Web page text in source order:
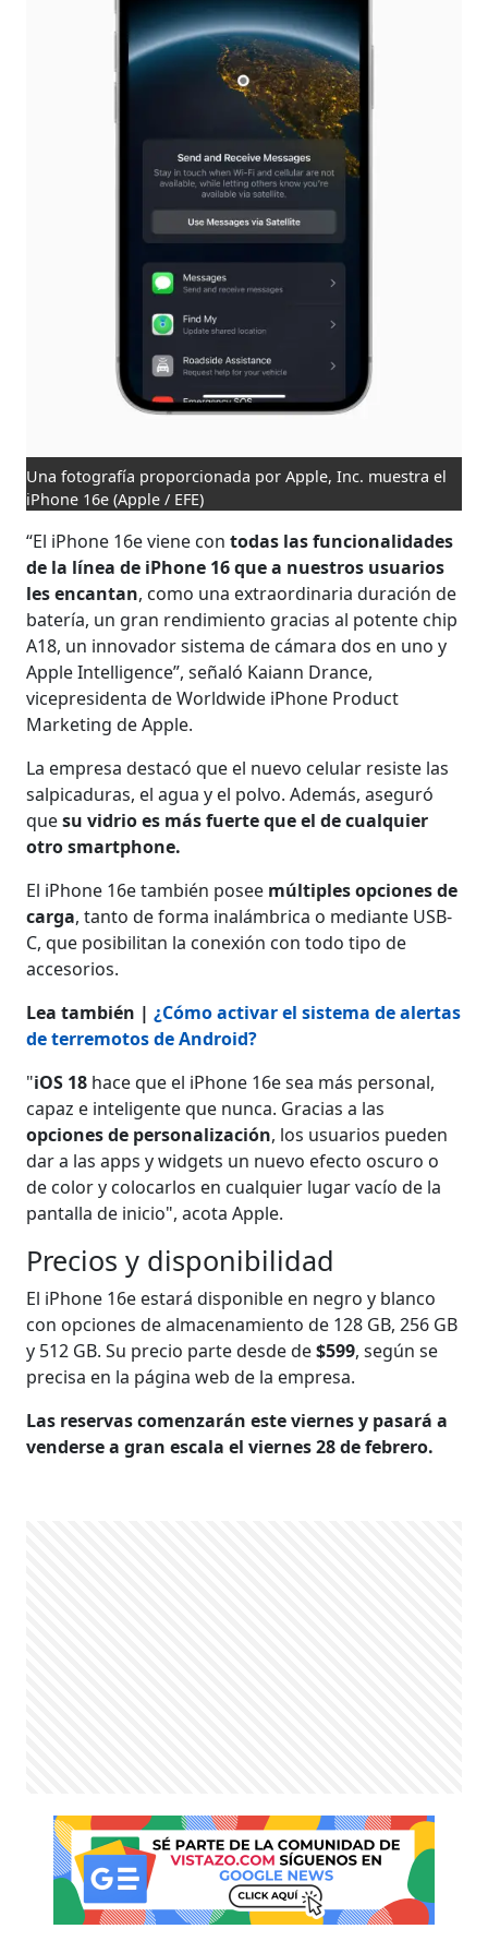
Una fotografía proporcionada por Apple, Inc. muestra el
iPhone 16e (Apple / EFE)
“El iPhone 16e viene con todas las funcionalidades
de la línea de iPhone 16 que a nuestros usuarios
les encantan, como una extraordinaria duración de
batería, un gran rendimiento gracias al potente chip
A18, un innovador sistema de cámara dos en uno y
Apple Intelligence”, señaló Kaiann Drance,
vicepresidenta de Worldwide iPhone Product
Marketing de Apple.
La empresa destacó que el nuevo celular resiste las
salpicaduras, el agua y el polvo. Además, aseguró
quesu vidrio es más fuerte que el de cualquier
otro smartphone.
El iPhone 16e también posee múltiples opciones de
carga, tanto de forma inalámbrica o mediante USB-
C, que posibilitan la conexión con todo tipo de
accesorios.
Lea también |¿Cómo activar el sistema de alertas
de terremotos de Android?
"iOS 18 hace que el iPhone 16e sea más personal,
capaz e inteligente que nunca. Gracias a las
opciones de personalización, los usuarios pueden
dar a las apps y widgets un nuevo efecto oscuro o
de color y colocarlos en cualquier lugar vacío de la
pantalla de inicio", acota Apple.
Precios y disponibilidad
El iPhone 16e estará disponible en negro y blanco
con opciones de almacenamiento de 128 GB, 256 GB
y 512 GB. Su precio parte desde de$599, según se
precisa en la página web de la empresa.
Las reservas comenzarán este viernes y pasará a
venderse a gran escala el viernes 28 de febrero.